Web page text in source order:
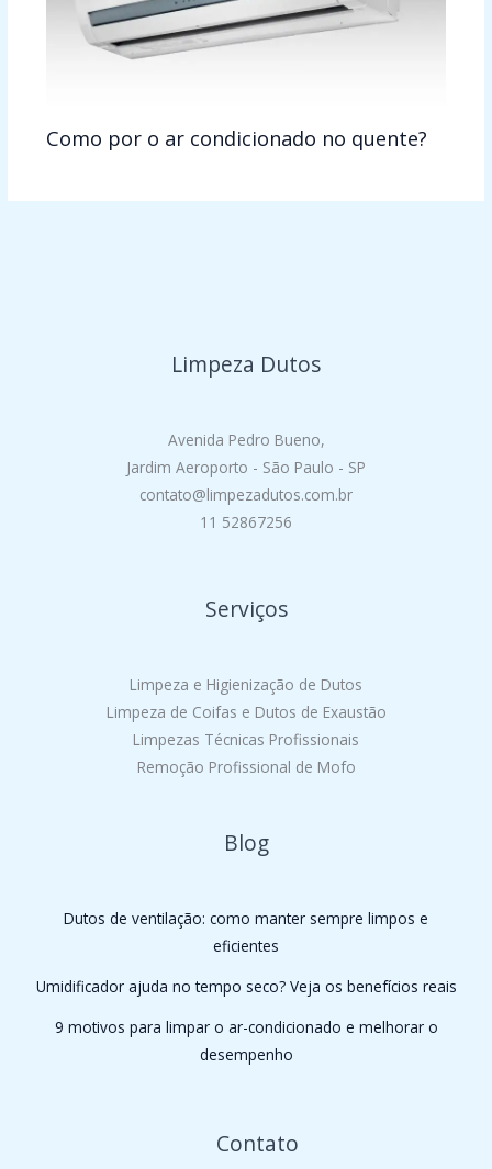
Como por o ar condicionado no quente?
Limpeza Dutos
Avenida Pedro Bueno,
Jardim Aeroporto - São Paulo - SP
contato@limpezadutos.com.br
11 52867256
Serviços
Limpeza e Higienização de Dutos
Limpeza de Coifas e Dutos de Exaustão
Limpezas Técnicas Profissionais
Remoção Profissional de Mofo
Blog
Dutos de ventilação: como manter sempre limpos e
eficientes
Umidificador ajuda no tempo seco? Veja os benefícios reais
9 motivos para limpar o ar-condicionado e melhorar o
desempenho
Contato